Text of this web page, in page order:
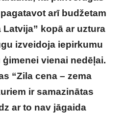
arī budžetam
Latvija” kopā ar uztura
izveidoja iepirkumu
vienai nedēļai.
“Zila cena – zema
ir samazinātas
ar to nav jāgaida